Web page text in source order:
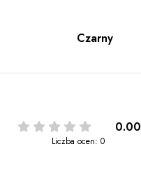
Czarny
0.00
Liczba ocen: 0